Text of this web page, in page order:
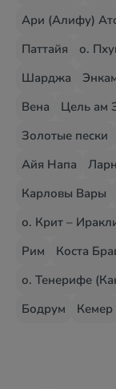
Ари (Алифу)
Паттайя
о.
Шарджа
Вена
Цель ам
Золотые пески
Айя Напа
Карловы Вары
о. Крит –
Рим
Коста
о. Тенерифе
Бодрум
Кемер